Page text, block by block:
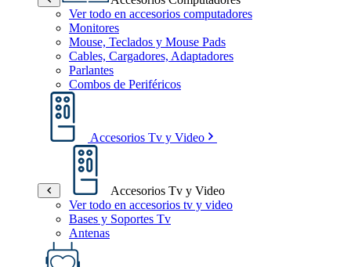
Ver todo en accesorios computadores
Monitores
Mouse, Teclados y Mouse Pads
Cables, Cargadores, Adaptadores
Parlantes
Combos de Periféricos
Accesorios Tv y Video
Accesorios Tv y Video
Ver todo en accesorios tv y video
Bases y Soportes Tv
Antenas